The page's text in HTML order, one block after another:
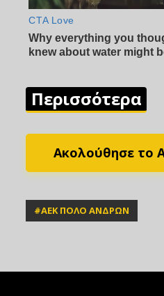
Περισσότερα
Ακολούθησε το
#ΑΕΚ ΠΟΛΟ ΑΝΔΡΩΝ